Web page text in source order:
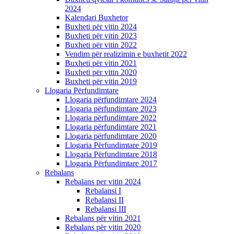
2024
Kalendari Buxhetor
Buxheti për vitin 2024
Buxheti për vitin 2023
Buxheti për vitin 2022
Vendim për realizimin e buxhetit 2022
Buxheti për vitin 2021
Buxheti për vitin 2020
Buxheti për vitin 2019
Llogaria Përfundimtare
Llogaria përfundimtare 2024
Llogaria përfundimtare 2023
Llogaria përfundimtare 2022
Llogaria përfundimtare 2021
Llogaria përfundimtare 2020
Llogaria Përfundimtare 2019
Llogaria Përfundimtare 2018
Llogaria Përfundimtare 2017
Rebalans
Rebalans per vitin 2024
Rebalansi I
Rebalansi II
Rebalansi III
Rebalans për vitin 2021
Rebalans për vitin 2020